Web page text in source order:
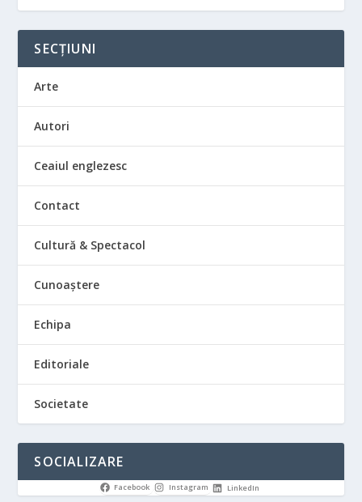
SECȚIUNI
Arte
Autori
Ceaiul englezesc
Contact
Cultură & Spectacol
Cunoaștere
Echipa
Editoriale
Societate
SOCIALIZARE
Facebook Instagram LinkedIn